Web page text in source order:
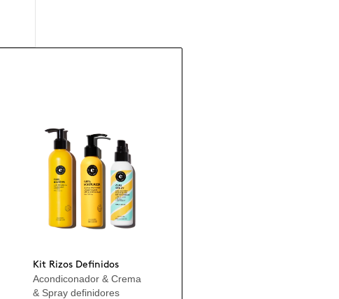
Kit Rizos Definidos
Acondiconador & Crema
& Spray definidores